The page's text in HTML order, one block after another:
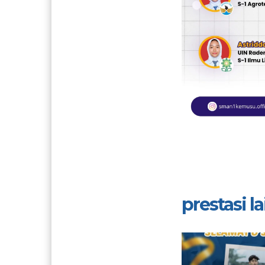
prestasi